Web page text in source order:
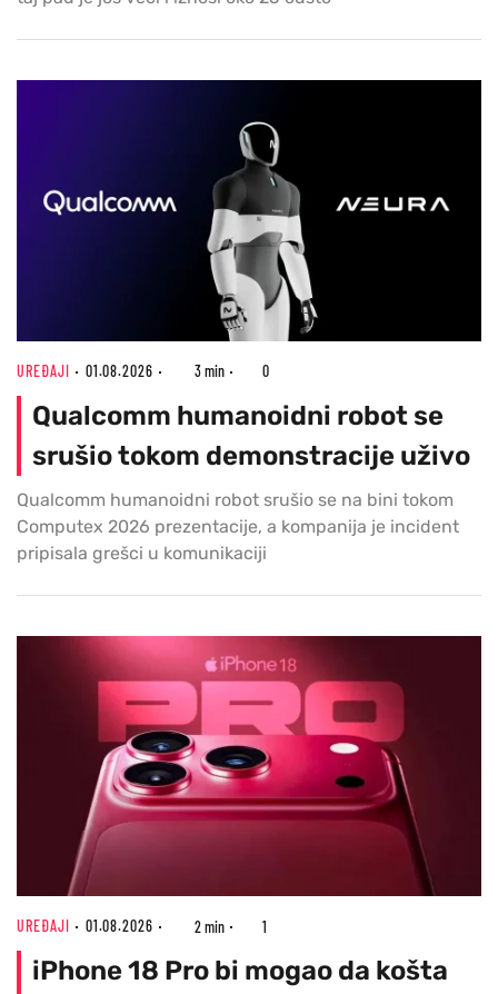
UREĐAJI 01.08.2026 3 min 0
Qualcomm humanoidni robot se
srušio tokom demonstracije uživo
Qualcomm humanoidni robot srušio se na bini tokom
Computex 2026 prezentacije, a kompanija je incident
pripisala grešci u komunikaciji
UREĐAJI 01.08.2026 2 min 1
iPhone 18 Pro bi mogao da košta